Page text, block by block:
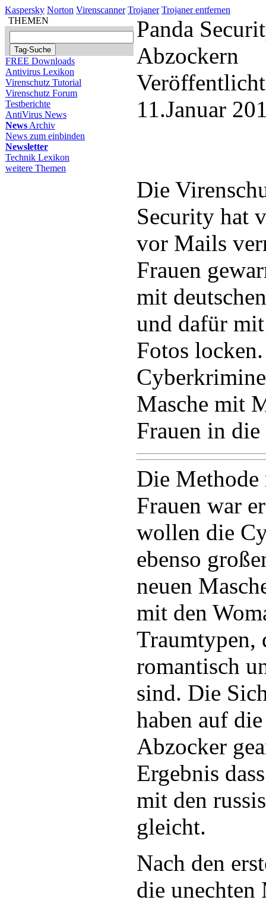
Kaspersky Norton Virenscanner Trojaner Trojaner entfernen
THEMEN
FREE Downloads
Antivirus Lexikon
Virenschutz Tutorial
Virenschutz Forum
Testberichte
AntiVirus News
News Archiv
News zum einbinden
Newsletter
Technik Lexikon
weitere Themen
Panda
Abzockern
11.Januar
Die
Security hat
vor Mails
Frauen
mit
und dafür
Fotos
Masche mit
Frauen in
Die Methode
Frauen war
wollen die
ebenso
neuen
mit den
Traumtypen,
romantisch
sind. Die
haben auf
Abzocker
Ergebnis
mit den
gleicht.
Nach den
die unechten